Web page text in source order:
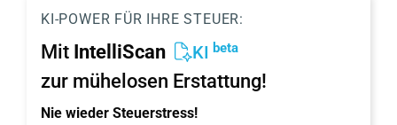
KI-POWER FÜR IHRE STEUER:
Mit IntelliScan KI beta
zur mühelosen Erstattung!
Nie wieder Steuerstress!